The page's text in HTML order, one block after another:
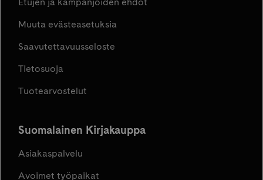
Muuta evästeasetuksia
Saavutettavuusseloste
Tietosuoja
Tuotearvostelut
Suomalainen Kirjakauppa
Asiakaspalvelu
Avoimet työpaikat